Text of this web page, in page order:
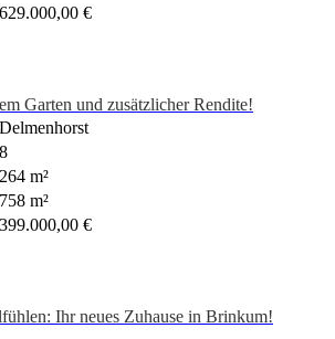
629.000,00 €
Garten und zusätzlicher Rendite!
Delmenhorst
8
264 m²
758 m²
399.000,00 €
Ihr neues Zuhause in Brinkum!